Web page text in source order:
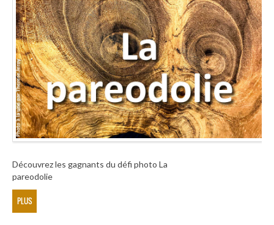
Découvrez les gagnants du défi photo La
pareodolie
PLUS